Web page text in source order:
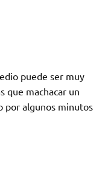
puede ser muy
que machacar un
por algunos minutos